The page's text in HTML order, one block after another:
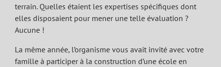
terrain. Quelles étaient les expertises spécifiques dont
elles disposaient pour mener une telle évaluation ?
Aucune !
La même année, l’organisme vous avait invité avec votre
famille à participer à la construction d’une école en